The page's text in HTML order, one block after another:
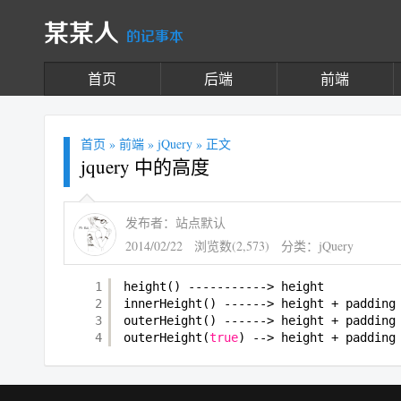
某某人 的记事本
首页 后端 前端
首页 » 前端 » jQuery » 正文
jquery 中的高度
发布者：站点默认
2014/02/22
浏览数(2,573) 分类： jQuery
1
2
3
4
height() -----------> height
innerHeight() ------> height + padding
outerHeight() ------> height + padding
outerHeight(true) --> height + padding